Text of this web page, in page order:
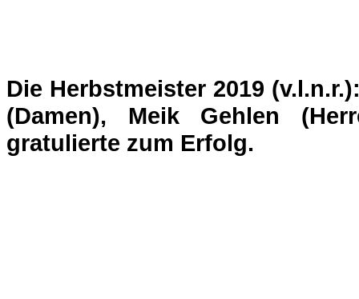
Die Herbstmeister 2019
(Damen), Meik Gehlen
gratulierte zum Erfolg.